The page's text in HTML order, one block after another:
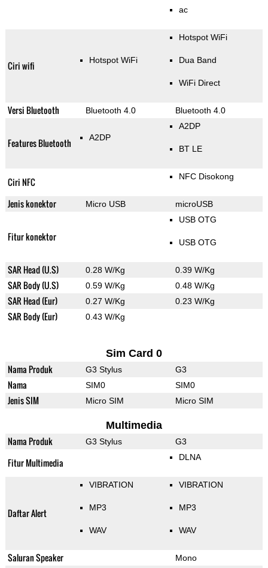
ac
Ciri wifi Hotspot WiFi
Hotspot WiFi
Dua Band
WiFi Direct
Versi Bluetooth Bluetooth 4.0 Bluetooth 4.0
Features Bluetooth A2DP
A2DP
BT LE
Ciri NFC NFC Disokong
Jenis konektor Micro USB microUSB
Fitur konektor
USB OTG
USB OTG
SAR Head (U.S) 0.28 W/Kg 0.39 W/Kg
SAR Body (U.S) 0.59 W/Kg 0.48 W/Kg
SAR Head (Eur) 0.27 W/Kg 0.23 W/Kg
SAR Body (Eur) 0.43 W/Kg
Sim Card 0
Nama Produk G3 Stylus G3
Nama SIM0 SIM0
Jenis SIM Micro SIM Micro SIM
Multimedia
Nama Produk G3 Stylus G3
Fitur Multimedia DLNA
Daftar Alert
VIBRATION
MP3
WAV
VIBRATION
MP3
WAV
Saluran Speaker Mono